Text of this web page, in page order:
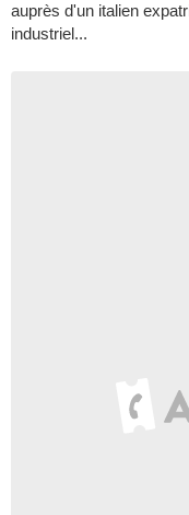
auprès d'un italien
industriel...